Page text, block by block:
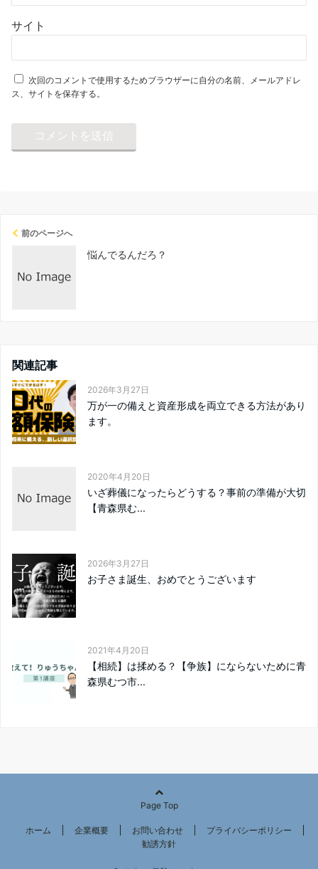
サイト
次回のコメントで使用するためブラウザーに自分の名前、メールアドレ
ス、サイトを保存する。
前のページへ
悩んでるんだろ？
関連記事
2026年3月27日
万が一の備えと資産形成を両立できる方法があり
ます。
2020年4月20日
いざ葬儀になったらどうする？事前の準備が大切
【青森県む...
2026年3月27日
お子さま誕生、おめでとうございます
2021年4月20日
【相続】は揉める？【争族】にならないために青
森県むつ市...
Page Top
ホーム 企業概要 お問い合わせ
プライバシーポリシー
勧誘方針